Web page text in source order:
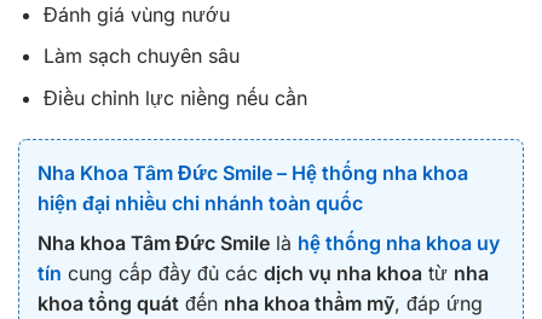
Đánh giá vùng nướu
Làm sạch chuyên sâu
Điều chỉnh lực niềng nếu cần
Nha Khoa Tâm Đức Smile – Hệ thống nha khoa
hiện đại nhiều chi nhánh toàn quốc
Nha khoa Tâm Đức Smile là hệ thống nha khoa uy
tín cung cấp đầy đủ các dịch vụ nha khoa từ nha
khoa tổng quát đến nha khoa thẩm mỹ, đáp ứng